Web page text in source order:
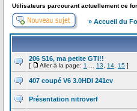
Utilisateurs parcourant actuellement ce
» Accueil du
206 S16, ma petite GTI!!
[ Aller à la page: 1 13 14 15 ]
407 coupé V6 3.0HDI 241cv
Présentation nitroverf